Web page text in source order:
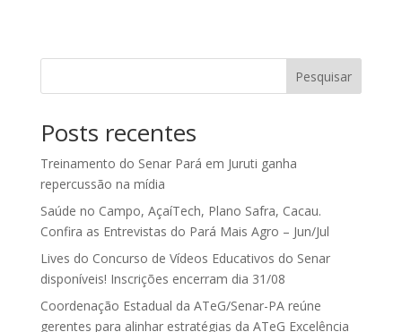
Pesquisar
Posts recentes
Treinamento do Senar Pará em Juruti ganha
repercussão na mídia
Saúde no Campo, AçaíTech, Plano Safra, Cacau.
Confira as Entrevistas do Pará Mais Agro – Jun/Jul
Lives do Concurso de Vídeos Educativos do Senar
disponíveis! Inscrições encerram dia 31/08
Coordenação Estadual da ATeG/Senar-PA reúne
gerentes para alinhar estratégias da ATeG Excelência